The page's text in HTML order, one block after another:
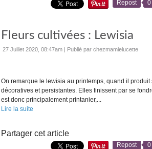
Repost 0
Fleurs cultivées : Lewisia
27 Juillet 2020, 08:47am | Publié par chezmamielucette
On remarque le lewisia au printemps, quand il
décoratives et persistantes. Elles finissent par se
est donc principalement printanier,...
Lire la suite
Partager cet article
Repost 0